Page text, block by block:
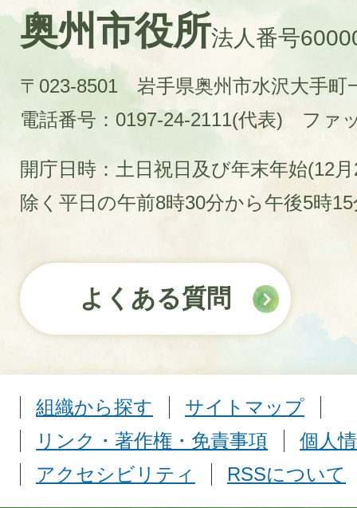
奥州市役所法人番号
〒023-8501 岩手県奥州市水沢大手町
電話番号：0197-24-2111(代表)
ファ
開庁日時：土日祝日及び年末年始(12
除く平日の午前8時30分から午後5時
よくある質問
組織から探す
サイトマップ
リンク・著作権・免責事項
個人
アクセシビリティ
RSSについて